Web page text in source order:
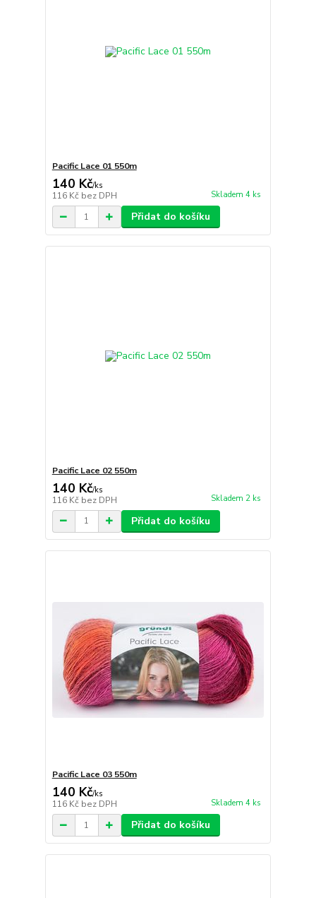
Pacific Lace 01 550m
140 Kč/ks
116 Kč bez DPH Skladem 4 ks
Přidat do košíku
Pacific Lace 02 550m
140 Kč/ks
116 Kč bez DPH Skladem 2 ks
Přidat do košíku
Pacific Lace 03 550m
140 Kč/ks
116 Kč bez DPH Skladem 4 ks
Přidat do košíku